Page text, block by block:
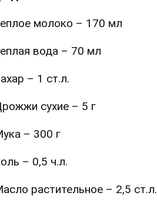
молоко – 170 мл
вода – 70 мл
– 1 ст.л.
сухие – 5 г
– 300 г
– 0,5 ч.л.
растительное – 2,5 ст.л.